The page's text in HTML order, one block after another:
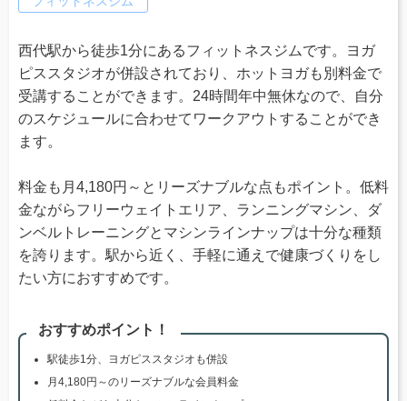
西代駅から徒歩1分にあるフィットネスジムです。ヨガ
ピススタジオが併設されており、ホットヨガも別料金で
受講することができます。24時間年中無休なので、自分
のスケジュールに合わせてワークアウトすることができ
ます。
料金も月4,180円～とリーズナブルな点もポイント。低料
金ながらフリーウェイトエリア、ランニングマシン、ダ
ンベルトレーニングとマシンラインナップは十分な種類
を誇ります。駅から近く、手軽に通えで健康づくりをし
たい方におすすめです。
おすすめポイント！
駅徒歩1分、ヨガピススタジオも併設
月4,180円～のリーズナブルな会員料金